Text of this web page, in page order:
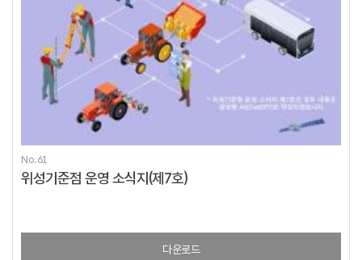
No.61
위성기준점 운영 소식지(제7호)
다운로드